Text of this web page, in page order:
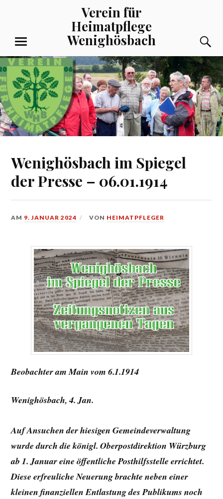
Verein für
Heimatpflege
Wenighösbach
MENÜ
Wenighösbach im Spiegel
der Presse – 06.01.1914
AM 9. JANUAR 2024 VON HEIMATPFLEGER
Beobachter am Main vom 6.1.1914
Wenighösbach, 4. Jan.
Auf Ansuchen der hiesigen Gemeindeverwaltung
wurde durch die königl. Oberpostdirektion Würzburg
ab 1. Januar eine öffentliche Posthilfsstelle errichtet.
Diese erfreuliche Neuerung brachte neben einer
kleinen finanziellen Entlastung des Publikums noch